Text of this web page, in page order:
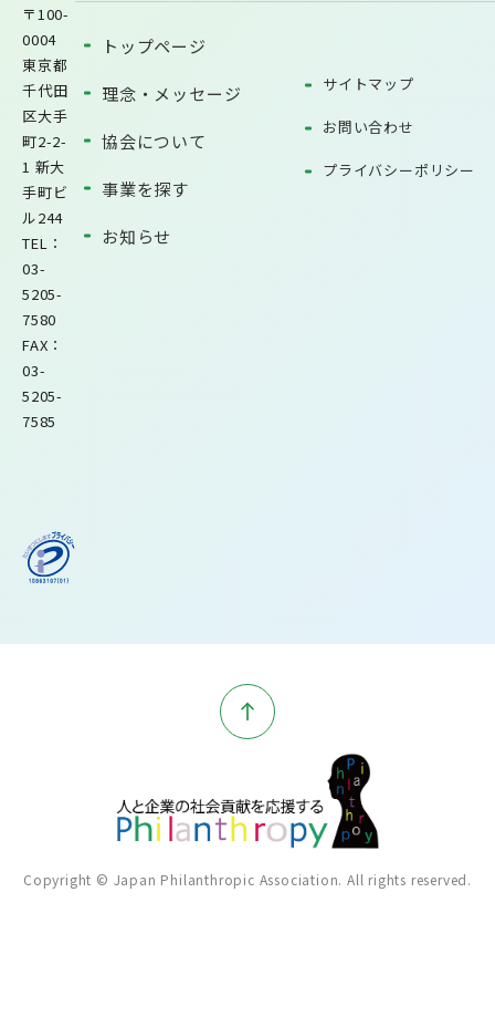
〒100-
0004
東京都
千代田
区大手
町2-2-
1 新大
手町ビ
ル244
TEL：
03-
5205-
7580
FAX：
03-
5205-
7585
トップページ
理念・メッセージ
協会について
事業を探す
お知らせ
サイトマップ
お問い合わせ
プライバシーポリシー
Copyright © Japan Philanthropic Association. All rights reserved.